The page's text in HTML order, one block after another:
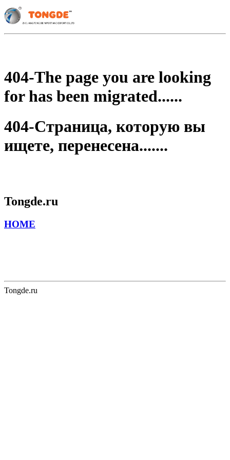
404-The page you are looking
for has been migrated......
404-Страница, которую вы
ищете, перенесена.......
Tongde.ru
HOME
Tongde.ru